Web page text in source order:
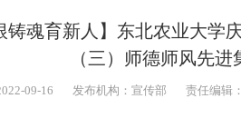
铸魂育新人】东北农业大学
（三）师德师风先进
09-16 发布机构：宣传部 责任编辑